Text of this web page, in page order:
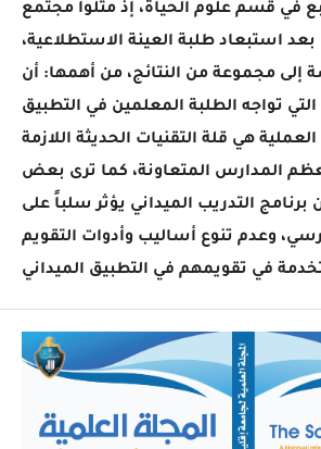
في قسم علوم الحياة، إذ مثلوا مجتمع
بعد استبعاد طلبة العينة الاستطلاعية،
إلى مجموعة من النتائج، من أهمها: أن
تواجه الطلبة المعلمين في التطبيق
العملية هي قلة التقنيات الحديثة اللازمة
المدارس المتعاونة، كما ترى بعض
برنامج التدريب الميداني يؤثر سلباً على
وعدم تنوع أساليب وأدوات التقويم
في تقويمهم في التطبيق الميداني